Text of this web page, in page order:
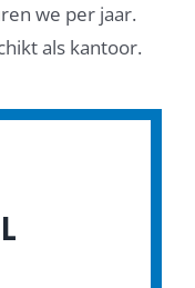
we per jaar.
als kantoor.